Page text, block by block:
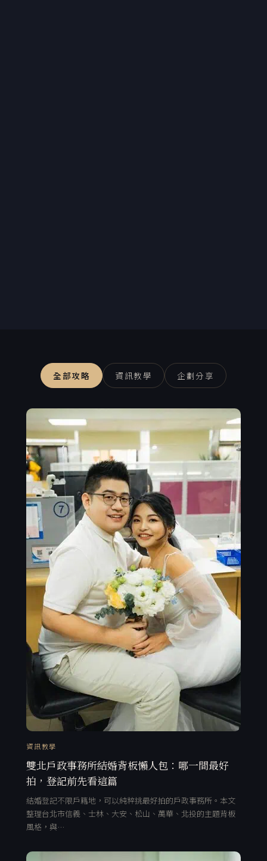
全部攻略 資訊教學 企劃分享
資訊教學
雙北戶政事務所結婚背板懶人包：哪一間最好
拍，登記前先看這篇
結婚登記不限戶籍地，可以純粹挑最好拍的戶政事務所。本文
整理台北市信義、士林、大安、松山、萬華、北投的主題背板
風格，與…